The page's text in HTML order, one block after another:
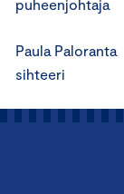
puheenjohtaja
Paula Paloranta
sihteeri